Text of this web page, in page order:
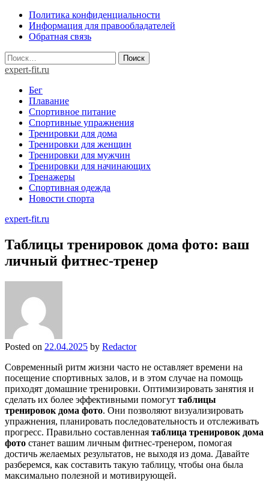
Skip
content
Политика конфиденциальности
Информация для правообладателей
Обратная связь
Найти:
expert-fit.ru
Бег
Плавание
Спортивное питание
Спортивные упражнения
Тренировки для дома
Тренировки для женщин
Тренировки для мужчин
Тренировки для начинающих
Тренажеры
Спортивная одежда
Новости спорта
expert-fit.ru
Таблицы тренировок дома фото: ваш
личный фитнес-тренер
Posted on 22.04.2025 by Redactor
Современный ритм жизни часто не оставляет времени на
посещение спортивных залов, и в этом случае на помощь
приходят домашние тренировки. Оптимизировать занятия и
сделать их более эффективными помогут таблицы
тренировок дома фото. Они позволяют визуализировать
упражнения, планировать последовательность и отслеживать
прогресс. Правильно составленная таблица тренировок дома
фото станет вашим личным фитнес-тренером, помогая
достичь желаемых результатов, не выходя из дома. Давайте
разберемся, как составить такую таблицу, чтобы она была
максимально полезной и мотивирующей.